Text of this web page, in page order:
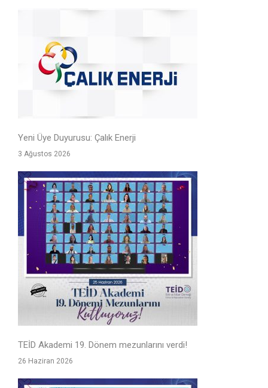
Yeni Üye Duyurusu: Çalık Enerji
3 Ağustos 2026
TEİD Akademi 19. Dönem mezunlarını verdi!
26 Haziran 2026